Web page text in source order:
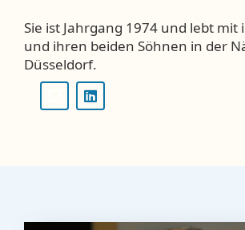
Sie ist Jahrgang 1974 und lebt
und ihren beiden Söhnen in der
Düsseldorf.